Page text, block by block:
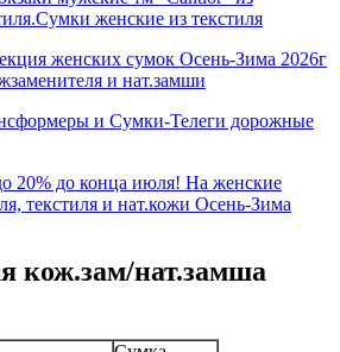
женские из текстиля
женских сумок Осень-Зима 2026г
и нат.замши
и Сумки-Телеги дорожные
20% до конца июля! На женские
текстиля и нат.кожи Осень-Зима
кож.зам/нат.замша